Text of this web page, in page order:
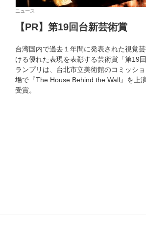
ニュース
【PR】第19回台新芸術賞
台湾国内で過去１年間に発表された視覚
ける優れた表現を表彰する芸術賞「第19
ランプリは、台北市立美術館のコミッシ
場で『The House Behind the Wall』を上
受賞。